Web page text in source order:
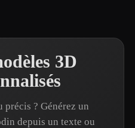
3D
précis ? Générez un
depuis un texte ou